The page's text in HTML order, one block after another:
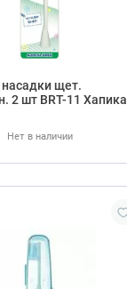
щет.
2 шт BRT-11 Хапика
Нет в наличии